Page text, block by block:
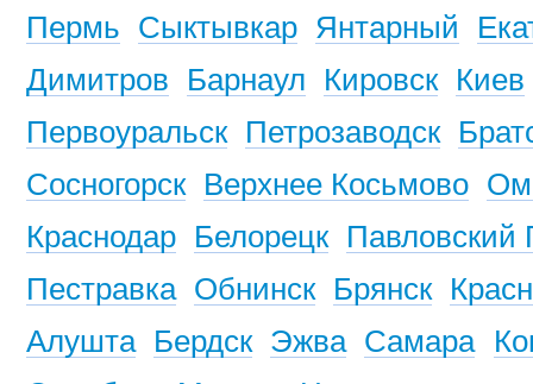
Пермь Сыктывкар Янтарный
Димитров Барнаул Кировск Киев
Первоуральск Петрозаводск
Сосногорск Верхнее Косьмово
Краснодар Белорецк Павловский
Пестравка Обнинск Брянск
Алушта Бердск Эжва Самара